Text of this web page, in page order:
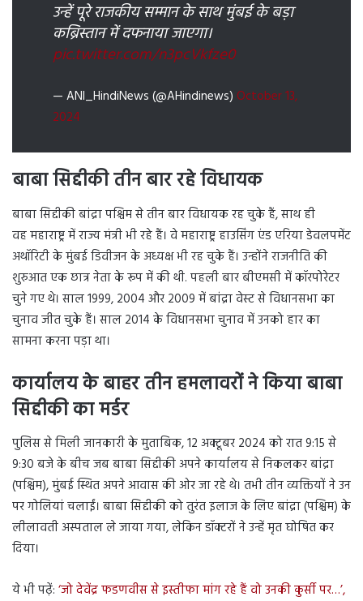
उन्हें पूरे राजकीय सम्मान के साथ मुंबई के बड़ा
कब्रिस्तान में दफनाया जाएगा।
pic.twitter.com/n3pcVkfze0
— ANI_HindiNews (@AHindinews) October 13,
2024
बाबा सिद्दीकी तीन बार रहे विधायक
बाबा सिद्दीकी बांद्रा पश्चिम से तीन बार विधायक रह चुके हैं, साथ ही
वह महाराष्ट्र में राज्य मंत्री भी रहे हैं। वे महाराष्ट्र हाउसिंग एंड एरिया डेवलपमेंट
अथॉरिटी के मुंबई डिवीजन के अध्यक्ष भी रह चुके हैं। उन्होंने राजनीति की
शुरुआत एक छात्र नेता के रूप में की थी. पहली बार बीएमसी में कॉरपोरेटर
चुने गए थे। साल 1999, 2004 और 2009 में बांद्रा वेस्ट से विधानसभा का
चुनाव जीत चुके हैं। साल 2014 के विधानसभा चुनाव में उनको हार का
सामना करना पड़ा था।
कार्यालय के बाहर तीन हमलावरों ने किया बाबा
सिद्दीकी का मर्डर
पुलिस से मिली जानकारी के मुताबिक, 12 अक्टूबर 2024 को रात 9:15 से
9:30 बजे के बीच जब बाबा सिद्दीकी अपने कार्यालय से निकलकर बांद्रा
(पश्चिम), मुंबई स्थित अपने आवास की ओर जा रहे थे। तभी तीन व्यक्तियों ने उन
पर गोलियां चलाईं। बाबा सिद्दीकी को तुरंत इलाज के लिए बांद्रा (पश्चिम) के
लीलावती अस्पताल ले जाया गया, लेकिन डॉक्टरों ने उन्हें मृत घोषित कर
दिया।
ये भी पढ़ें: ‘जो देवेंद्र फडणवीस से इस्तीफा मांग रहे हैं वो उनकी कुर्सी पर…’,